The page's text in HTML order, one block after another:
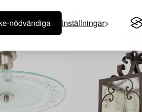
nödvändiga Inställningar
även tittat på